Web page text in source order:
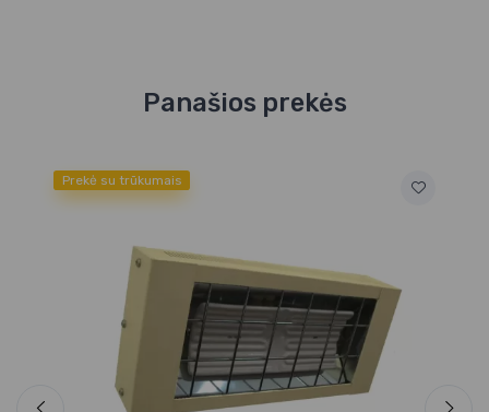
Panašios prekės
Prekė su trūkumais